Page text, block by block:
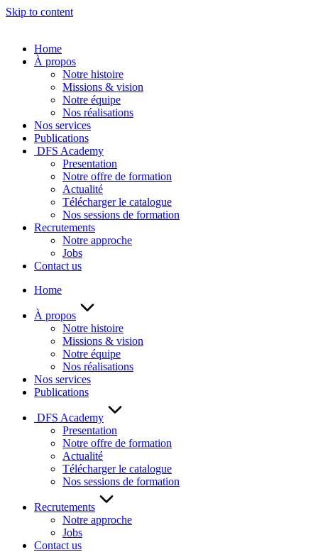
Skip to content
Home
À propos
Notre histoire
Missions & vision
Notre équipe
Nos réalisations
Nos services
Publications
DFS Academy
Presentation
Notre offre de formation
Actualité
Télécharger le catalogue
Nos sessions de formation
Recrutements
Notre approche
Jobs
Contact us
Home
À propos
Notre histoire
Missions & vision
Notre équipe
Nos réalisations
Nos services
Publications
DFS Academy
Presentation
Notre offre de formation
Actualité
Télécharger le catalogue
Nos sessions de formation
Recrutements
Notre approche
Jobs
Contact us